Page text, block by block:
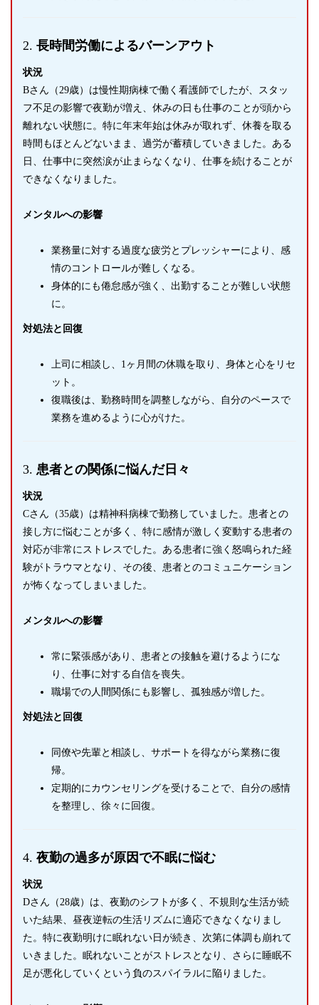
2. 長時間労働によるバーンアウト
状況
Bさん（29歳）は慢性期病棟で働く看護師でしたが、スタッ
フ不足の影響で夜勤が増え、休みの日も仕事のことが頭から
離れない状態に。特に年末年始は休みが取れず、休養を取る
時間もほとんどないまま、過労が蓄積していきました。ある
日、仕事中に突然涙が止まらなくなり、仕事を続けることが
できなくなりました。
メンタルへの影響
業務量に対する過度な疲労とプレッシャーにより、感
情のコントロールが難しくなる。
身体的にも倦怠感が強く、出勤することが難しい状態
に。
対処法と回復
上司に相談し、1ヶ月間の休職を取り、身体と心をリセ
ット。
復職後は、勤務時間を調整しながら、自分のペースで
業務を進めるように心がけた。
3. 患者との関係に悩んだ日々
状況
Cさん（35歳）は精神科病棟で勤務していました。患者との
接し方に悩むことが多く、特に感情が激しく変動する患者の
対応が非常にストレスでした。ある患者に強く怒鳴られた経
験がトラウマとなり、その後、患者とのコミュニケーション
が怖くなってしまいました。
メンタルへの影響
常に緊張感があり、患者との接触を避けるようにな
り、仕事に対する自信を喪失。
職場での人間関係にも影響し、孤独感が増した。
対処法と回復
同僚や先輩と相談し、サポートを得ながら業務に復
帰。
定期的にカウンセリングを受けることで、自分の感情
を整理し、徐々に回復。
4. 夜勤の過多が原因で不眠に悩む
状況
Dさん（28歳）は、夜勤のシフトが多く、不規則な生活が続
いた結果、昼夜逆転の生活リズムに適応できなくなりまし
た。特に夜勤明けに眠れない日が続き、次第に体調も崩れて
いきました。眠れないことがストレスとなり、さらに睡眠不
足が悪化していくという負のスパイラルに陥りました。